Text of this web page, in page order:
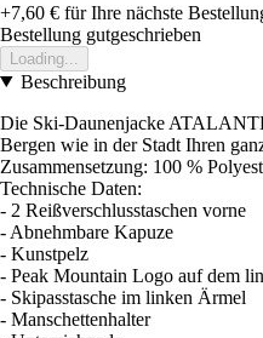
+7,60 € für Ihre nächste
Bestellung gutgeschrieben
Loading...
Beschreibung
Die Ski-Daunenjacke
Bergen wie in der Stadt Ihren
Zusammensetzung: 100 %
Technische Daten:
- 2 Reißverschlusstaschen vorne
- Abnehmbare Kapuze
- Kunstpelz
- Peak Mountain Logo auf dem
- Skipasstasche im linken Ärmel
- Manschettenhalter